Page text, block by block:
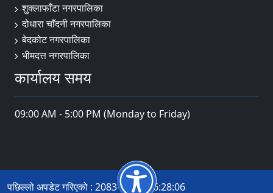
शुक्लाफाँटा नगरपालिका
दोधारा चाँदनी नगरपालिका
बेदकोट नगरपालिका
भीमदत्त नगरपालिका
कार्यालय समय
09:00 AM - 5:00 PM (Monday to Friday)
पछिल्लो अपडेट गरिएको : 2083-04-21 16:28:06